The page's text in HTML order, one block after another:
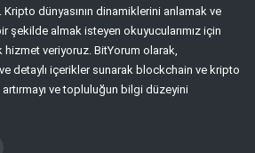
Kripto dünyasının dinamiklerini anlamak ve
şekilde almak isteyen okuyucularımız için
veriyoruz. BitYorum olarak,
detaylı içerikler sunarak blockchain ve kripto
artırmayı ve topluluğun bilgi düzeyini